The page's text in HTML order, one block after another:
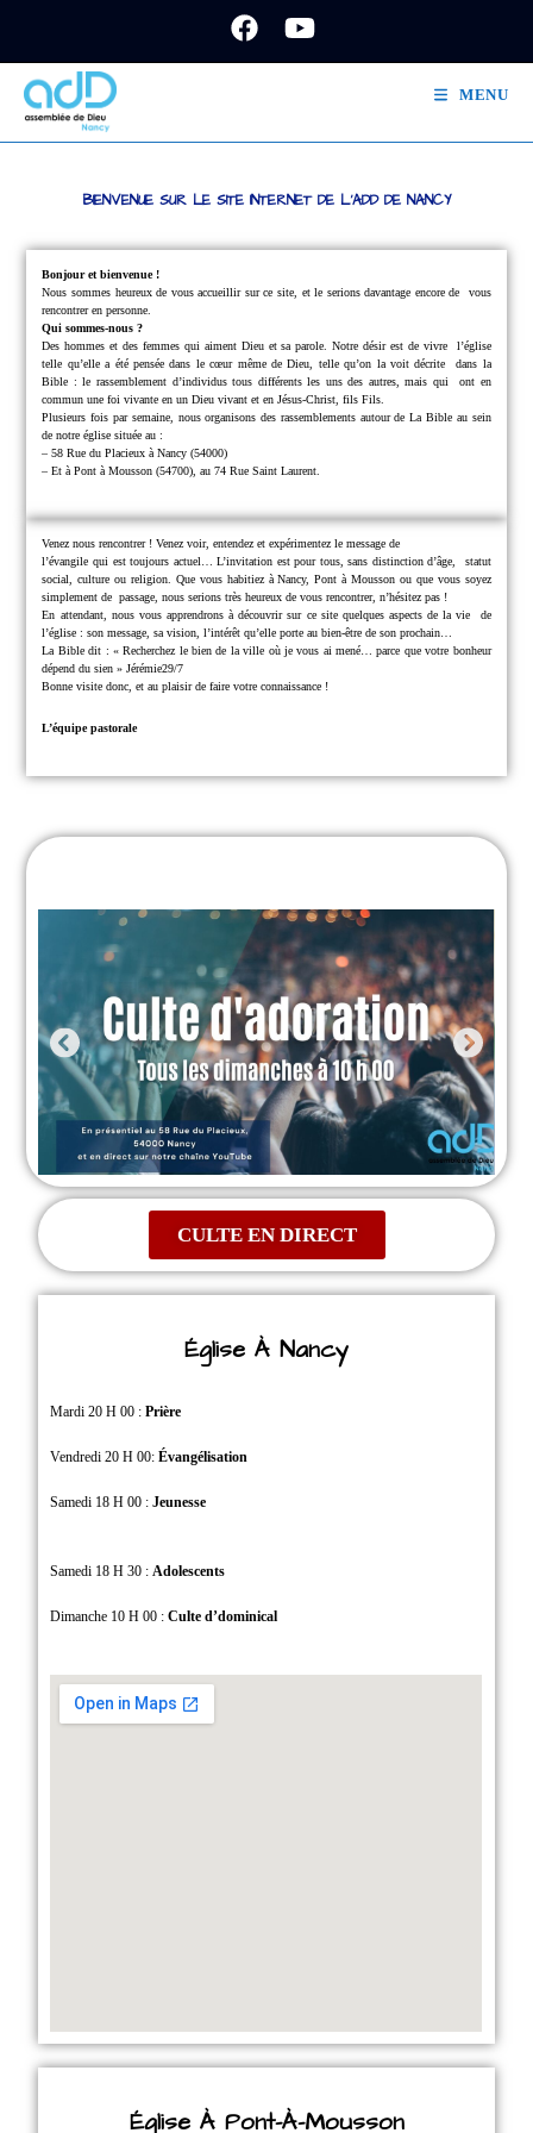
MENU
BIENVENUE SUR LE SITE INTERNET DE L'ADD DE NANCY
Bonjour et bienvenue !
Nous sommes heureux de vous accueillir sur ce site, et le serions davantage encore de vous
rencontrer en personne.
Qui sommes-nous ?
Des hommes et des femmes qui aiment Dieu et sa parole.Notre désir est de vivre l’église
telle qu’elle a été pensée dans le cœur même de Dieu, telle qu’on la voit décritedans la
Bible : le rassemblement d’individus tous différents les uns des autres, mais quiont en
commun une foi vivante en un Dieu vivant et en Jésus-Christ, fils Fils.
Plusieurs fois par semaine, nous organisons des rassemblements autour de La Bible au sein
de notre église située au :
– 58 Rue du Placieux à Nancy (54000)
– Et à Pont à Mousson (54700), au 74 Rue Saint Laurent.
Venez nous rencontrer !Venez voir, entendez et expérimentez le message de
l’évangile qui est toujours actuel… L’invitation est pour tous, sans distinction d’âge, statut
social, culture ou religion. Que vous habitiez à Nancy, Pont à Mousson ou que vous soyez
simplement depassage, nous serions très heureux de vous rencontrer, n’hésitez pas !
En attendant, nous vous apprendrons à découvrir sur ce site quelques aspects de la vie de
l’église : son message, sa vision, l’intérêt qu’elle porte au bien-être de son prochain…
La Bible dit : « Recherchez le bien de la ville où je vous ai mené… parce quevotre bonheur
dépend du sien » Jérémie29/7
Bonne visite donc, et au plaisir de faire votre connaissance !
L’équipe pastorale
CULTE EN DIRECT
Église À Nancy
Mardi 20 H 00 :Prière
Vendredi 20 H 00: Évangélisation
Samedi 18 H 00 :Jeunesse
Samedi 18 H 30 :Adolescents
Dimanche 10 H 00 :Culte d’dominical
Église À Pont-À-Mousson